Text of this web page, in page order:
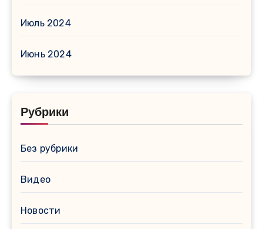
Июль 2024
Июнь 2024
Рубрики
Без рубрики
Видео
Новости